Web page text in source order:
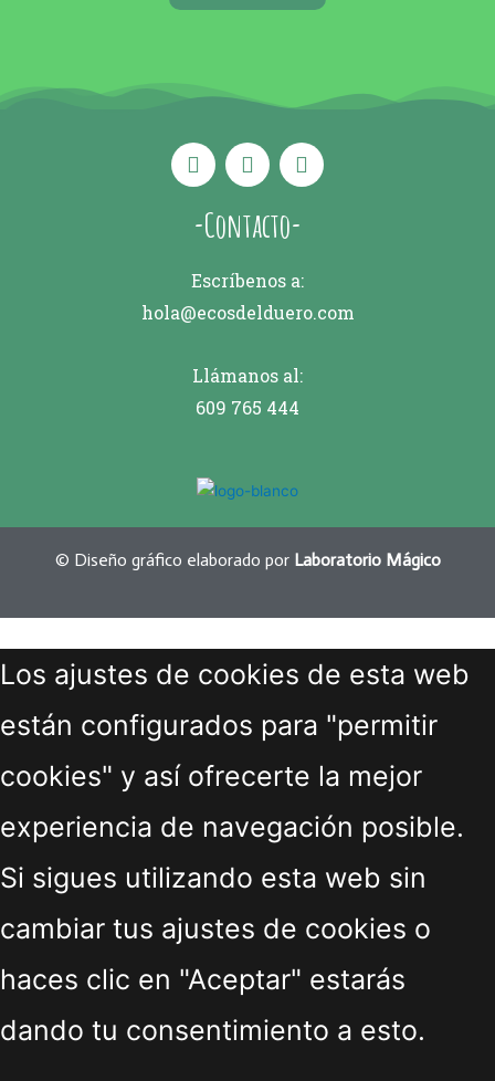
-Contacto-
Escríbenos a:
hola@ecosdelduero.com
Llámanos al:
609 765 444
© Diseño gráfico elaborado por Laboratorio Mágico
Los ajustes de cookies de esta web
están configurados para "permitir
cookies" y así ofrecerte la mejor
experiencia de navegación posible.
Si sigues utilizando esta web sin
cambiar tus ajustes de cookies o
haces clic en "Aceptar" estarás
dando tu consentimiento a esto.